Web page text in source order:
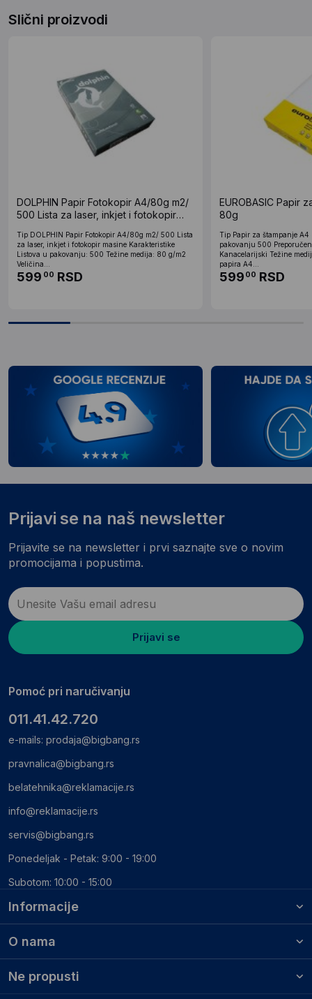
Slični proizvodi
DOLPHIN Papir Fotokopir A4/80g m2/
500 Lista za laser, inkjet i fotokopir
Tip DOLPHIN Papir Fotokopir A4/80g m2/ 500 Lista
za laser, inkjet i fotokopir masine Karakteristike
Listova u pakovanju: 500 Težine medija: 80 g/m2
Veličina...
599 00 RSD
EUROBASIC Papir
80g
Tip Papir za štampanje A4
pakovanju 500
Kanacelarijski Težine
papira A4...
599 00 RSD
Informacije
O nama
Ne propusti
Prijavi se na naš newsletter
Prijavite se na newsletter i prvi saznajte sve o novim
promocijama i popustima.
Prijavi se
Pomoć pri naručivanju
011.41.42.720
e-mails: prodaja@bigbang.rs
pravnalica@bigbang.rs
belatehnika@reklamacije.rs
info@reklamacije.rs
servis@bigbang.rs
Ponedeljak - Petak: 9:00 - 19:00
Subotom: 10:00 - 15:00